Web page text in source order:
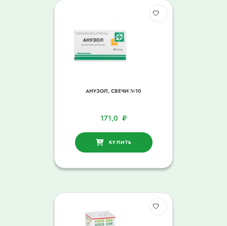
АНУЗОЛ, СВЕЧИ №10
171,0 ₽
КУПИТЬ